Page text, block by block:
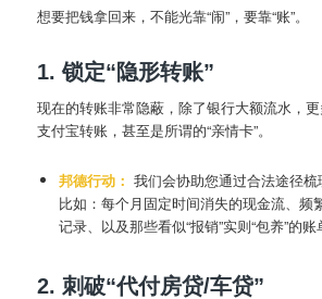
想要把钱拿回来，不能光靠“闹”，要靠“账”。
1. 锁定“隐形转账”
现在的转账非常隐蔽，除了银行大额流水，更
支付宝转账，甚至是所谓的“亲情卡”。
邦德行动： 我们会协助您通过合法途径梳
比如：每个月固定时间消失的现金流、频
记录、以及那些看似“报销”实则“包养”的账
2. 刺破“代付房贷/车贷”